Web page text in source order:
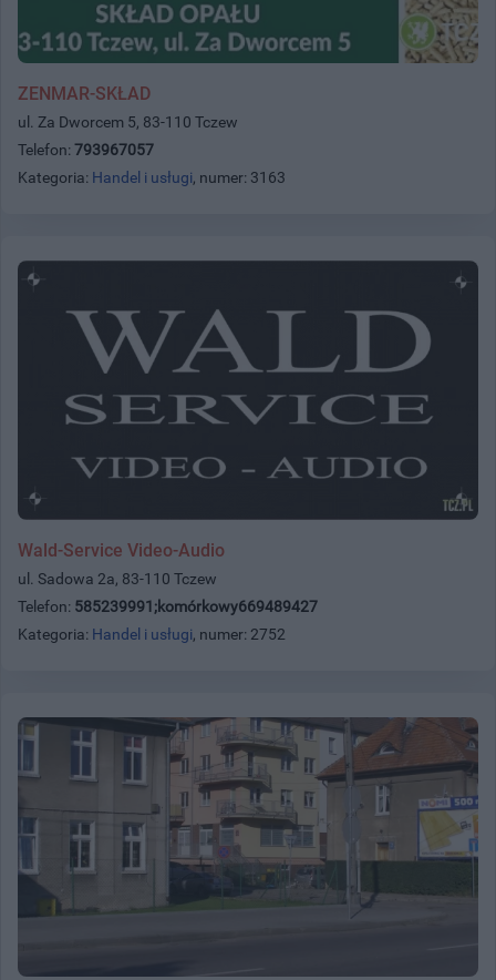
ZENMAR-SKŁAD
ul. Za Dworcem 5, 83-110 Tczew
Telefon: 793967057
Kategoria: Handel i usługi, numer: 3163
Wald-Service Video-Audio
ul. Sadowa 2a, 83-110 Tczew
Telefon: 585239991;komórkowy669489427
Kategoria: Handel i usługi, numer: 2752